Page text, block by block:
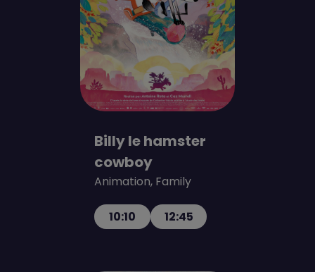
Billy le hamster
cowboy
Animation, Family
10:10 12:45